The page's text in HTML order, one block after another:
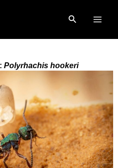
Rechercher
Polyrhachis hookeri